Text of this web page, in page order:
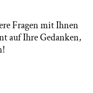
Fragen mit Ihnen
auf Ihre Gedanken,